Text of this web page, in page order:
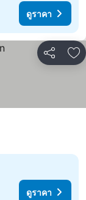
ดูราคา
แชร์ เ
ดูราคา